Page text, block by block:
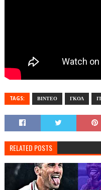
TAGS: ΒΙΝΤΕΟ ΓΚΟΛ
RELATED POSTS